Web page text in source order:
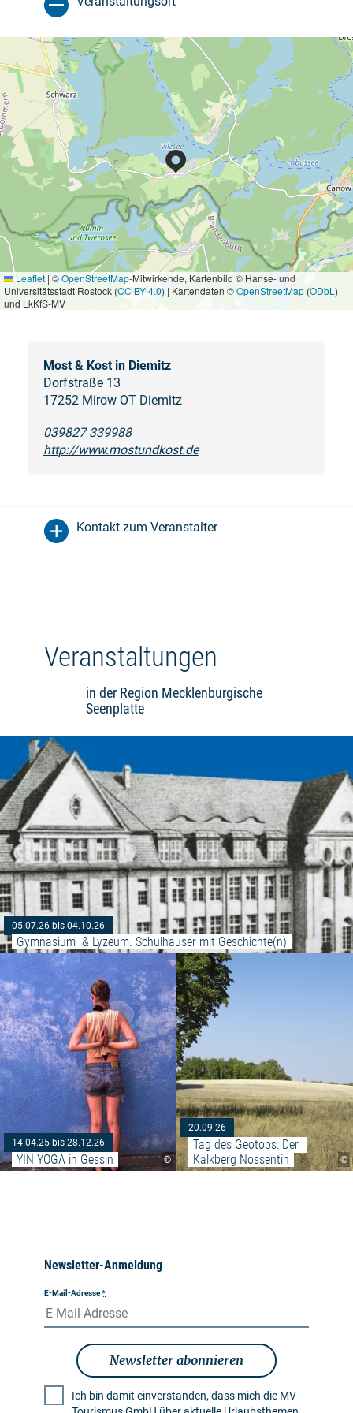
Leaflet | ©OpenStreetMap-Mitwirkende, Kartenbild © Hanse- und
Universitätsstadt Rostock (CC BY 4.0) | Kartendaten ©OpenStreetMap (ODbL )
und LkKfS-MV
Most & Kost in Diemitz
Dorfstraße 13
17252 Mirow OT Diemitz
039827 339988
http://www.mostundkost.de
Kontakt zum Veranstalter
Veranstaltungen
in der Region Mecklenburgische
Seenplatte
05.07.26 bis 04.10.26
Gymnasium  & Lyzeum. Schulhäuser mit Geschichte(n)
©
14.04.25 bis 28.12.26
YIN YOGA in Gessin
Weiterlesen: "YIN YOGA in
©
20.09.26
Tag des Geotops: Der
Kalkberg Nossentin
Newsletter-Anmeldung
E-Mail-Adresse*
Newsletter abonnieren
Ich bin damit einverstanden, dass mich die MV